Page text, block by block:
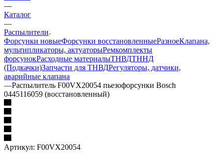
—
Каталог
—
Распылители
Форсунки новыеФорсунки восстановленныеРазноеКлапана,
мультипликаторы, актуаторыРемкомплекты
форсунокРасходные материалыТНВДТННД
(Подкачки)Запчасти для ТНВДРегуляторы, датчики,
аварийные клапана
—Распылитель F00VX20054 пьезофорсунки Bosch
0445116059 (восстановленный)
Артикул: F00VX20054